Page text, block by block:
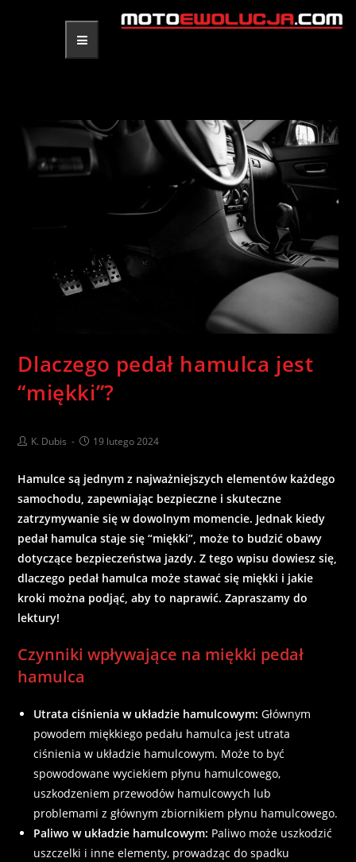
Dlaczego pedał hamulca jest
“miękki”?
K. Dubis 19 lutego 2024
Hamulce są jednym z najważniejszych elementów każdego
samochodu, zapewniając bezpieczne i skuteczne
zatrzymywanie się w dowolnym momencie. Jednak kiedy
pedał hamulca staje się “miękki”, może to budzić obawy
dotyczące bezpieczeństwa jazdy. Z tego wpisu dowiesz się,
dlaczego pedał hamulca może stawać się miękki i jakie
kroki można podjąć, aby to naprawić. Zapraszamy do
lektury!
Czynniki wpływające na miękki pedał
hamulca
Utrata ciśnienia w układzie hamulcowym: Głównym
powodem miękkiego pedału hamulca jest utrata
ciśnienia w układzie hamulcowym. Może to być
spowodowane wyciekiem płynu hamulcowego,
uszkodzeniem przewodów hamulcowych lub
problemami z głównym zbiornikiem płynu hamulcowego.
Paliwo w układzie hamulcowym: Paliwo może uszkodzić
uszczelki i inne elementy, prowadząc do spadku